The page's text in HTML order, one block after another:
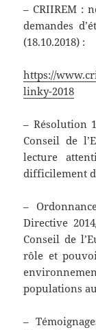
– CRIIREM :
demandes
(18.10.2018) :
https://
linky-2018
– Résolution
Conseil de
lecture
difficilement
–
Directive
Conseil de
rôle et
populations
–